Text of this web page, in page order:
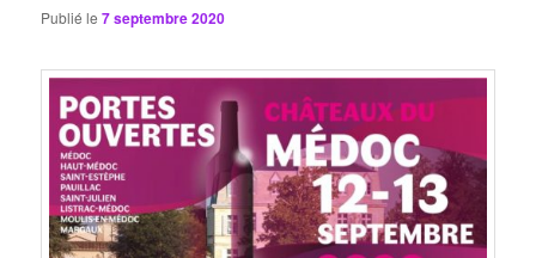
Publié le7 septembre 2020